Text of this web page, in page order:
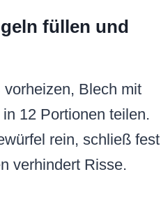
füllen und
vorheizen, Blech mit
12 Portionen teilen.
rein, schließ fest
verhindert Risse.